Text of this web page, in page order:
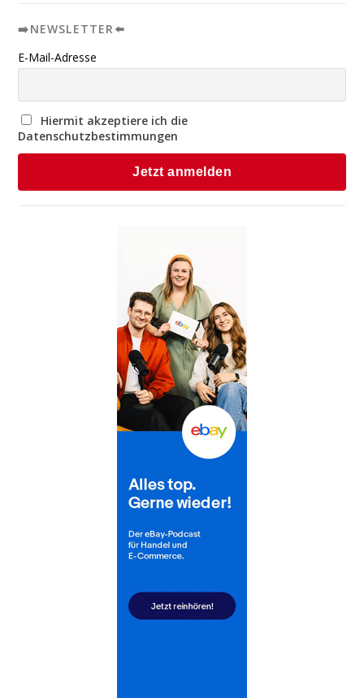
➡️NEWSLETTER⬅️
E-Mail-Adresse
Hiermit akzeptiere ich die
Datenschutzbestimmungen